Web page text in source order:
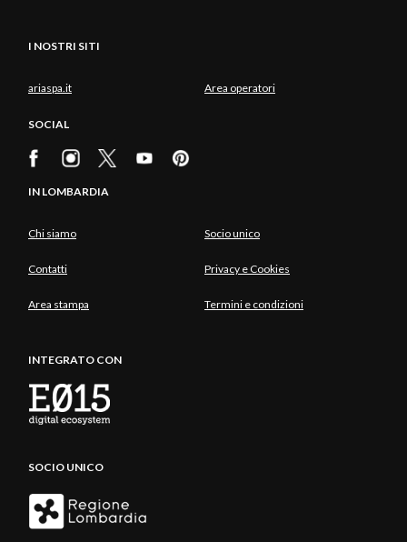
I NOSTRI SITI
ariaspa.it Area operatori
SOCIAL
IN LOMBARDIA
Chi siamo Socio unico
Contatti Privacy e Cookies
Area stampa Termini e condizioni
INTEGRATO CON
SOCIO UNICO